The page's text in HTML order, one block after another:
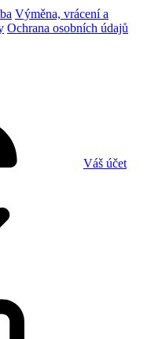
Výměna, vrácení a
Ochrana osobních údajů
Váš účet